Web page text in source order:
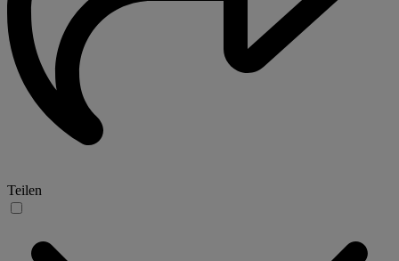
Teilen